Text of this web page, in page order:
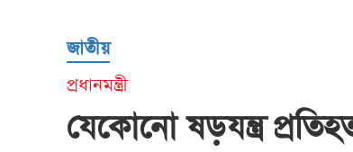
জাতীয়
প্রধানমন্ত্রী
যেকোনো ষড়যন্ত্র